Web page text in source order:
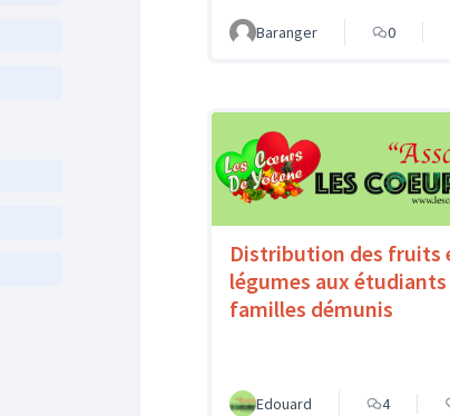
Baranger 0
Distribution des fruits
légumes aux
familles démunis
Edouard 4